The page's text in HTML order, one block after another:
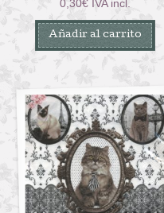
0,30€ IVA incl.
Añadir al carrito